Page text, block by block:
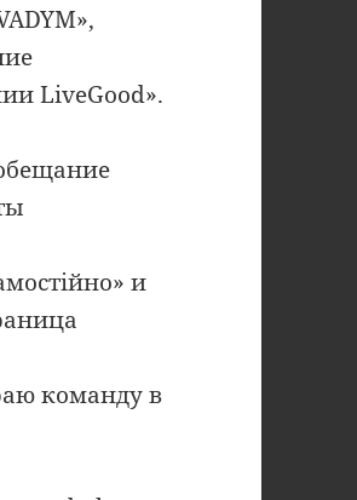
LiveGood».
и
команду в